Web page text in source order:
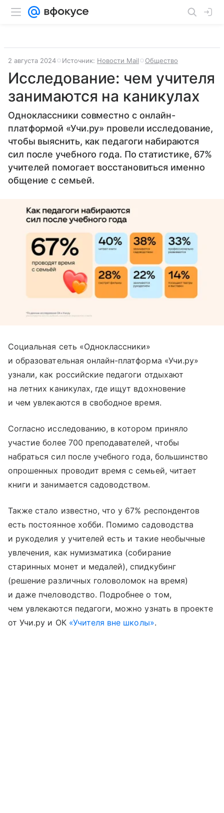
2 августа 2024 Источник: Новости Mail Общество
Исследование: чем учителя
занимаются на каникулах
Одноклассники совместно с онлайн-
платформой «Учи.ру» провели исследование,
чтобы выяснить, как педагоги набираются
сил после учебного года. По статистике, 67%
учителей помогает восстановиться именно
общение с семьей.
Социальная сеть «Одноклассники»
и образовательная онлайн-платформа «Учи.ру»
узнали, как российские педагоги отдыхают
на летних каникулах, где ищут вдохновение
и чем увлекаются в свободное время.
Согласно исследованию, в котором приняло
участие более 700 преподавателей, чтобы
набраться сил после учебного года, большинство
опрошенных проводит время с семьей, читает
книги и занимается садоводством.
Также стало известно, что у 67% респондентов
есть постоянное хобби. Помимо садоводства
и рукоделия у учителей есть и такие необычные
увлечения, как нумизматика (собирание
старинных монет и медалей), спидкубинг
(решение различных головоломок на время)
и даже пчеловодство. Подробнее о том,
чем увлекаются педагоги, можно узнать в проекте
от Учи.ру и ОК «Учителя вне школы».